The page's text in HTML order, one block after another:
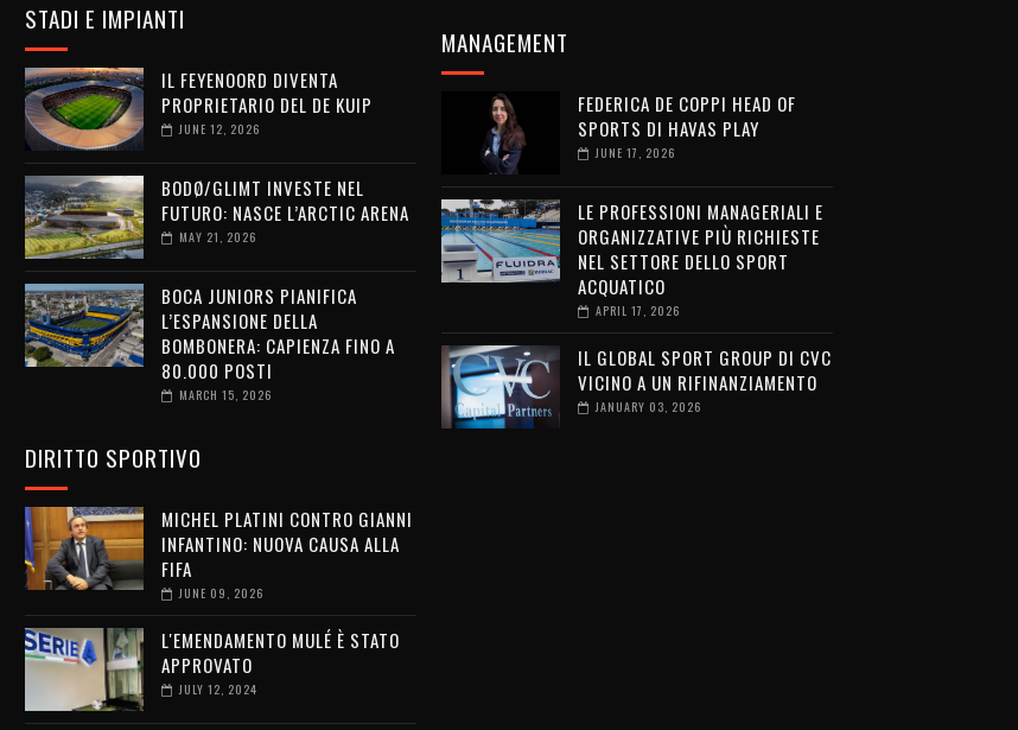
STADI E IMPIANTI
IL FEYENOORD DIVENTA
PROPRIETARIO DEL DE KUIP
JUNE 12, 2026
BODØ/GLIMT INVESTE NEL
FUTURO: NASCE L’ARCTIC ARENA
MAY 21, 2026
BOCA JUNIORS PIANIFICA
L’ESPANSIONE DELLA
BOMBONERA: CAPIENZA FINO A
80.000 POSTI
MARCH 15, 2026
DIRITTO SPORTIVO
MICHEL PLATINI CONTRO GIANNI
INFANTINO: NUOVA CAUSA ALLA
FIFA
JUNE 09, 2026
L'EMENDAMENTO MULÉ È STATO
APPROVATO
JULY 12, 2024
MANAGEMENT
FEDERICA DE COPPI HEAD OF
SPORTS DI HAVAS PLAY
JUNE 17, 2026
LE PROFESSIONI MANAGERIALI E
ORGANIZZATIVE PIÙ RICHIESTE
NEL SETTORE DELLO SPORT
ACQUATICO
APRIL 17, 2026
IL GLOBAL SPORT GROUP DI CVC
VICINO A UN RIFINANZIAMENTO
JANUARY 03, 2026